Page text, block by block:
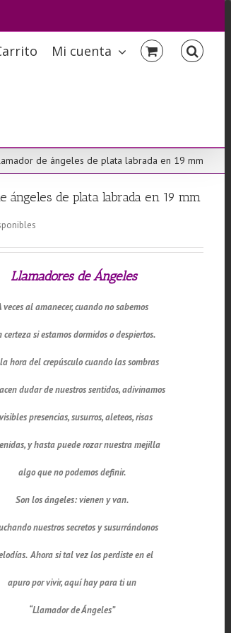
Mi cuenta
de ángeles de plata labrada en 19 mm
ángeles de plata labrada en 19 mm
Llamadores deÁngeles
veces al amanecer, cuando no sabemos
certeza si estamos dormidos o despiertos.
hora del crepúsculo cuando las sombras
dudar de nuestros sentidos, adivinamos
presencias, susurros, aleteos, risas
y hasta puede rozar nuestra mejilla
algo que no podemos definir.
Son los ángeles: vienen y van.
nuestros secretos y susurrándonos
Ahora si tal vez los perdiste en el
apuro por vivir, aquí hay para ti un
“Llamador de Ángeles”